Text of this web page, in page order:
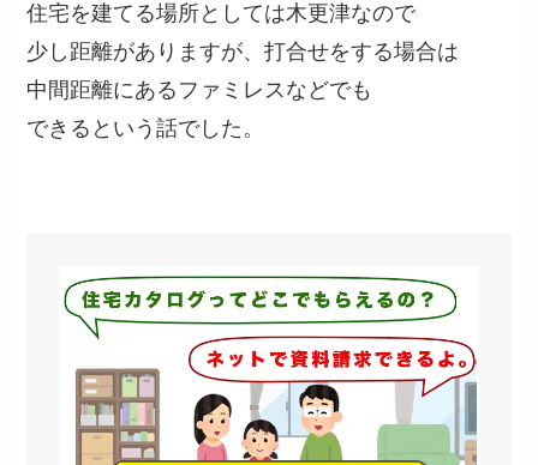
住宅を建てる場所としては木更津なので
少し距離がありますが、打合せをする場合は
中間距離にあるファミレスなどでも
できるという話でした。